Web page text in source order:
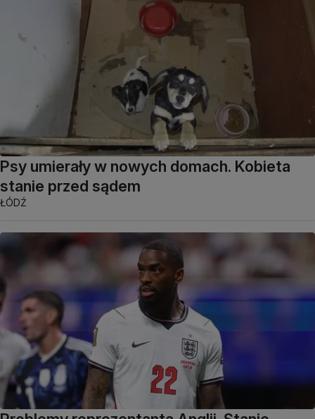
Psy umierały w nowych domach. Kobieta
stanie przed sądem
ŁÓDŹ